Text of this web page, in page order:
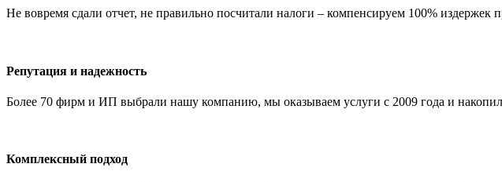
Не вовремя сдали отчет, не правильно посчитали налоги – компенсируем 100%
Репутация и надежность
Более 70 фирм и ИП выбрали нашу компанию, мы оказываем услуги с 2009 года и
Комплексный подход